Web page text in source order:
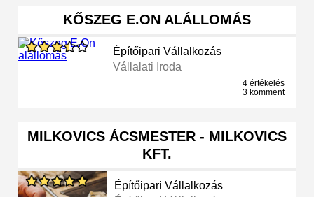
KŐSZEG E.ON ALÁLLOMÁS
Építőipari Vállalkozás
Vállalati Iroda
4 értékelés
3 komment
MILKOVICS ÁCSMESTER - MILKOVICS
KFT.
Építőipari Vállalkozás